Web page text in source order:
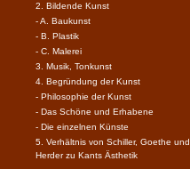
2. Bildende Kunst
- A. Baukunst
- B. Plastik
- C. Malerei
3. Musik, Tonkunst
4. Begründung der Kunst
- Philosophie der Kunst
- Das Schöne und Erhabene
- Die einzelnen Künste
5. Verhältnis von Schiller, Goethe und
Herder zu Kants Ästhetik